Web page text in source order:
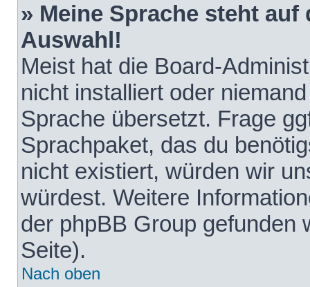
» Meine Sprache steht
Auswahl!
Meist hat die Board-
nicht installiert oder
Sprache übersetzt. Frage
Sprachpaket, das du
nicht existiert, würden wir
würdest. Weitere
der phpBB Group gefunden
Seite).
Nach oben